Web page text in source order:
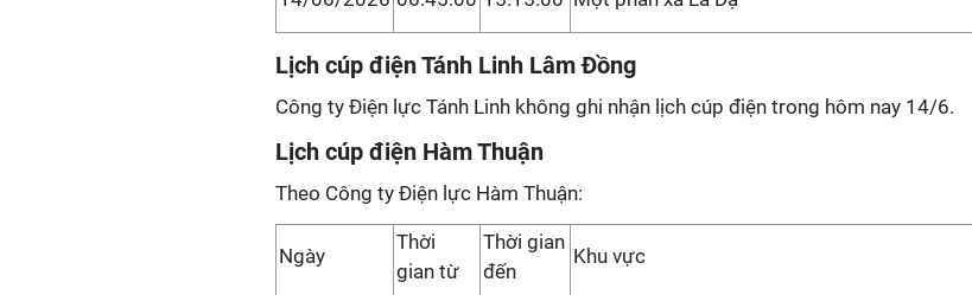
Lịch cúp điện Tánh Linh Lâm Đồng
Công ty Điện lực Tánh Linh không ghi nhận lịch cúp điện trong hôm nay 14/6.
Lịch cúp điện Hàm Thuận
Theo Công ty Điện lực Hàm Thuận:
Ngày
Thời
gian từ
Thời gian
đến
Khu vực